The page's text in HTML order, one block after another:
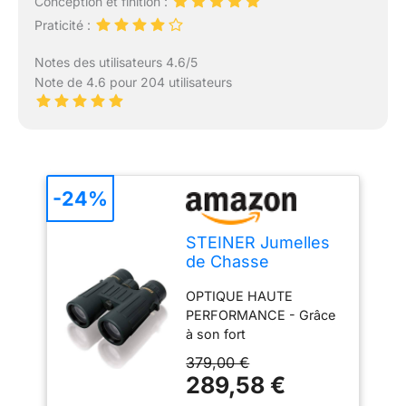
Praticité :
Notes des utilisateurs 4.6/5
Note de 4.6 pour 204 utilisateurs
STEINER Jumelles
de Chasse
Optique de qualité
Allemande, Images
Lumineuses et
détaillées,
grossissement
élevé, Conception
OPTIQUE HAUTE
PERFORMANCE - Grâce
à son fort
grossissement,
l'Observer 10x42 permet
des observations
379,00 €
289,58 €
-24%